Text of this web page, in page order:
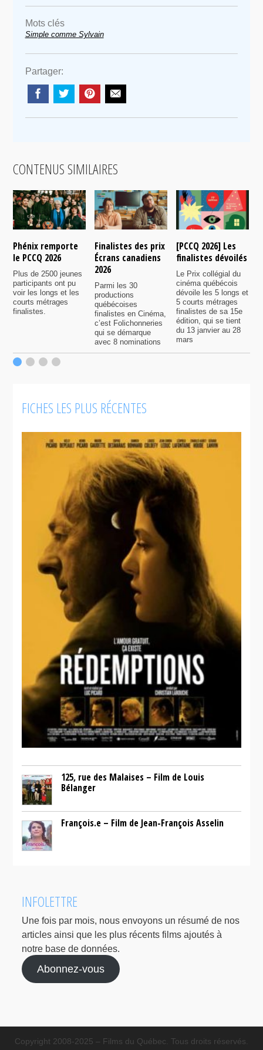
Mots clés
Simple comme Sylvain
Partager:
CONTENUS SIMILAIRES
Phénix remporte
le PCCQ 2026
Plus de 2500 jeunes
participants ont pu
voir les longs et les
courts métrages
finalistes.
Finalistes des prix
Écrans canadiens
2026
Parmi les 30
productions
québécoises
finalistes en Cinéma,
c’est Folichonneries
qui se démarque
avec 8 nominations
[PCCQ 2026] Les
finalistes dévoilés
Le Prix collégial du
cinéma québécois
dévoile les 5 longs et
5 courts métrages
finalistes de sa 15e
édition, qui se tient
du 13 janvier au 28
mars
FICHES LES PLUS RÉCENTES
125, rue des Malaises – Film de Louis
Bélanger
François.e – Film de Jean-François Asselin
INFOLETTRE
Une fois par mois, nous envoyons un résumé de nos
articles ainsi que les plus récents films ajoutés à
notre base de données.
Abonnez-vous
Copyright 2008-2025 – Films du Québec. Tous droits réservés.